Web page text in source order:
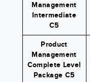
Management
Intermediate
C5
Product
Management
Complete Level
Package C5